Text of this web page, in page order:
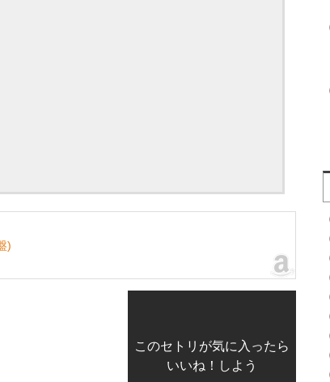
)
このセトリが気に入ったら
いいね！しよう